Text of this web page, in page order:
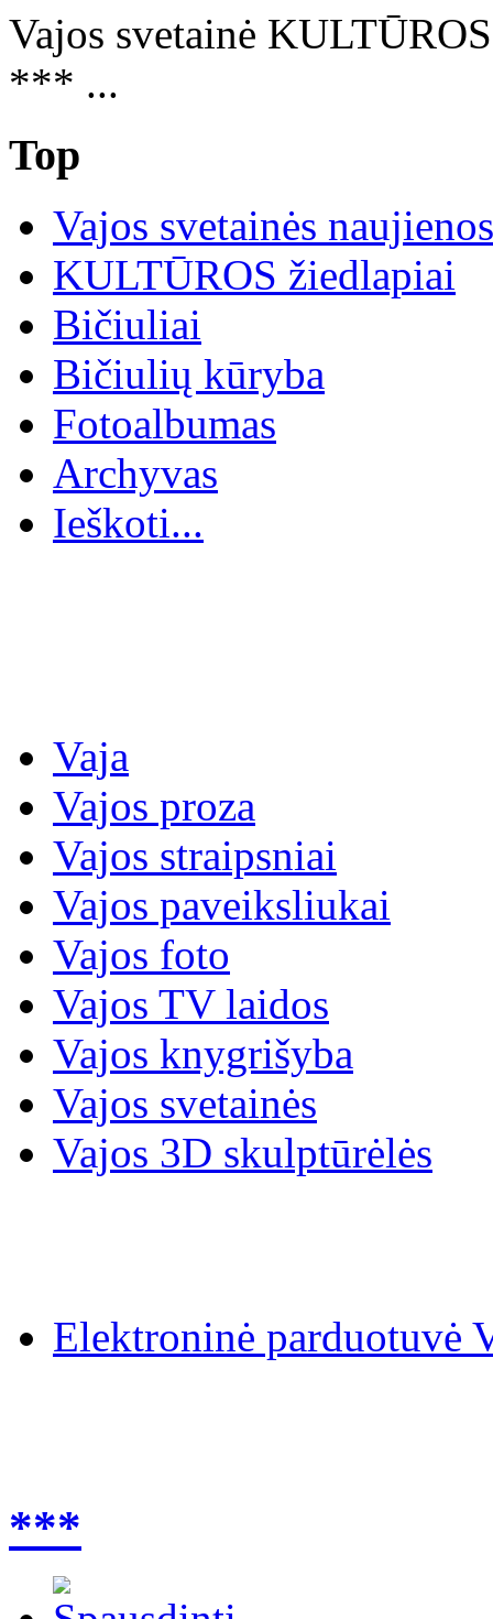
Vajos svetainė
*** ...
Top
Vajos svetainės naujienos
KULTŪROS žiedlapiai
Bičiuliai
Bičiulių kūryba
Fotoalbumas
Archyvas
Ieškoti...
Vaja
Vajos proza
Vajos straipsniai
Vajos paveiksliukai
Vajos foto
Vajos TV laidos
Vajos knygrišyba
Vajos svetainės
Vajos 3D skulptūrėlės
Elektroninė parduotuvė
***